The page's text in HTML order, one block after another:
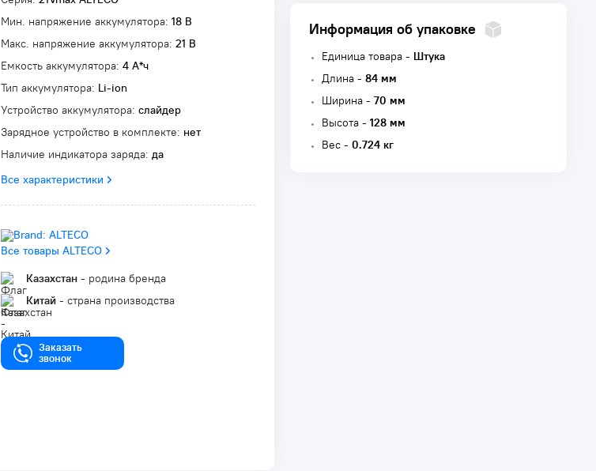
Мин. напряжение аккумулятора: 18 В
Макс. напряжение аккумулятора: 21 В
Емкость аккумулятора: 4 А*ч
Тип аккумулятора: Li-ion
Устройство аккумулятора: слайдер
Зарядное устройство в комплекте: нет
Наличие индикатора заряда: да
Все характеристики
Все товары ALTECO
Казахстан - родина бренда
Китай - страна производства
Заказать
звонок
Информация об упаковке
Единица товара - Штука
Длина - 84 мм
Ширина - 70 мм
Высота - 128 мм
Вес - 0.724 кг